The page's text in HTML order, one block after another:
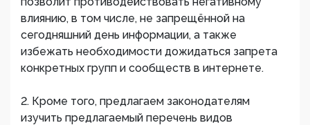
влиянию, в том числе, не запрещённой на
сегодняшний день информации, а также
избежать необходимости дожидаться запрета
конкретных групп и сообществ в интернете.
2. Кроме того, предлагаем законодателям
изучить предлагаемый перечень видов